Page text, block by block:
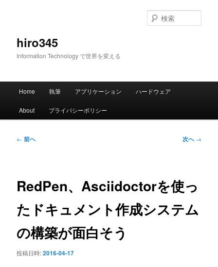
hiro345
Information Technology で世界を変える
索
メ
Home 執筆 アプリケーション ハードウェア
About プライバシーポリシー
投
ー
ョ
ン
← 前へ 次へ→
RedPen、Asciidoctorを使っ
たドキュメント作成システム
の構築が面白そう
投稿日時:2016-04-17